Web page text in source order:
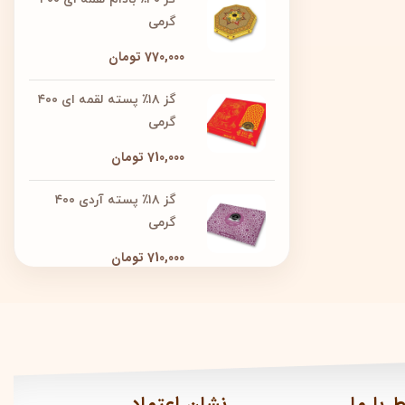
گرمی
770,000 تومان
گز ۱۸٪ پسته لقمه ای ۴۰۰
گرمی
710,000 تومان
گز ۱۸٪ پسته آردی ۴۰۰
گرمی
710,000 تومان